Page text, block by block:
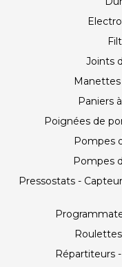
Joints
Paniers
Poignées de
Pompes
Pompes
Pressostats -
Répartiteurs